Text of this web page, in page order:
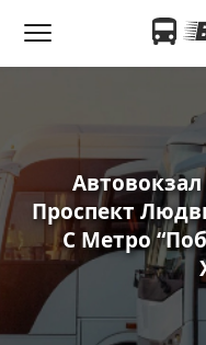
Автовокзал
Проспект
С Метро